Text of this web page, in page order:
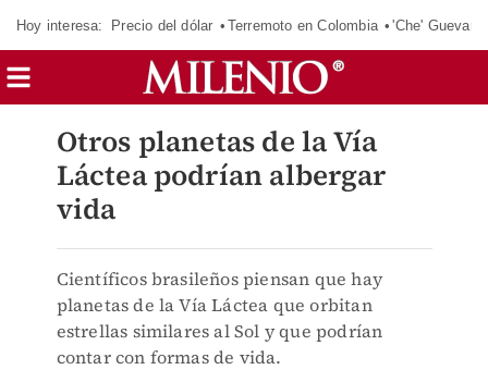
Hoy interesa: Precio del dólar Terremoto en Colombia 'Che' Guevara
Otros planetas de la Vía
Láctea podrían albergar
vida
Científicos brasileños piensan que hay
planetas de la Vía Láctea que orbitan
estrellas similares al Sol y que podrían
contar con formas de vida.